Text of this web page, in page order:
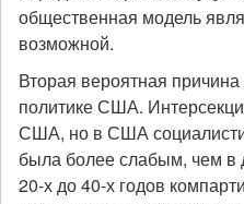
общественная модель
возможной.
Вторая вероятная
политике США.
США, но в США
была более слабым, чем в
20-х до 40-х годов